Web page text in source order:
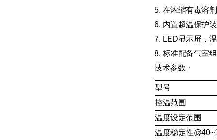
5. 在浓缩有毒溶
6. 内置超温保护
7. LED显示屏，
8. 标准配备气室
技术参数：
型号
控温范围
温度设定范围
温度稳定性